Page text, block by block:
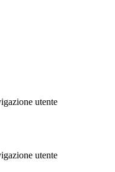
utente
utente